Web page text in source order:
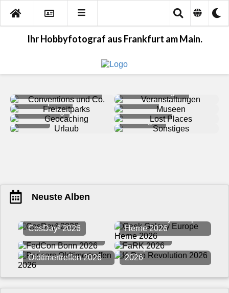
Ihr Hobbyfotograf aus Frankfurt am Main.
Freizeitparks
Museen
Geocaching
Lost Places
Urlaub
Sonstiges
Neuste Alben
CosDay² 2026
Herne 2026
FedCon Bonn 2026
FaRK 2026
Pepcars
Oldtimertreffen 2026
K-Pop Revolution
2026